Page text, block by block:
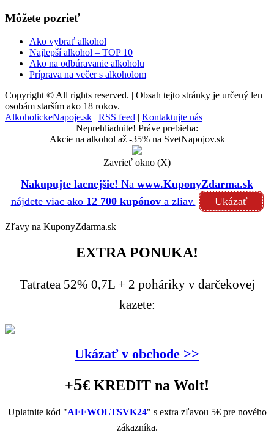
Môžete pozrieť
Ako vybrať alkohol
Najlepší alkohol – TOP 10
Ako na odbúravanie alkoholu
Príprava na večer s alkoholom
Copyright © All rights reserved. | Obsah tejto stránky je určený len
osobám starším ako 18 rokov.
AlkoholickeNapoje.sk | RSS feed | Kontaktujte nás
Neprehliadnite! Práve prebieha:
Akcie na alkohol až -35% na SvetNapojov.sk
Zavrieť okno (X)
Nakupujte lacnejšie! Na www.KuponyZdarma.sk
nájdete viac ako 12 700 kupónova zliav. Ukázať
Zľavy na KuponyZdarma.sk
EXTRA PONUKA!
Tatratea 52% 0,7L + 2 poháriky v darčekovej
kazete:
Ukázať v obchode >>
+5€ KREDIT na Wolt!
Uplatnite kód "AFFWOLTSVK24" s extra zľavou 5€ pre nového
zákazníka.